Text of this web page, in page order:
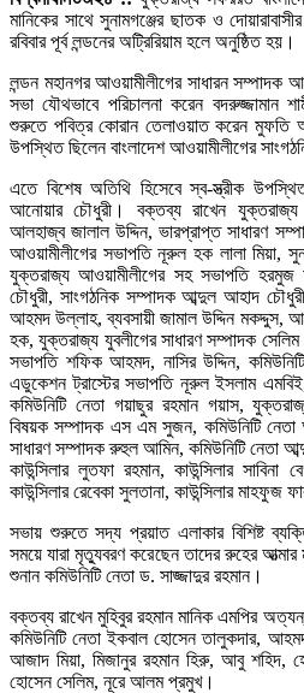
মানিকের সাথে সুনামগঞ্জের ছাতক ও
রবিবার পূর্ব লন্ডনের অট্রিরিয়াম হলে অনুষ্ঠিত হয়।
লন্ডন মহানগর আওয়ামীলীগের সাধারন সম্পাদক
সভা যৌথভাবে পরিচালনা করেন বদরুজ্জামান
শুরুতে পবিত্র কোরান তেলাওয়াত করেন মুফতি
উপস্থিত ছিলেন বাংলাদেশ আওয়ামীলীগের
এতে বিশেষ অতিথি হিসেবে স্ব-স্ত্রীক
আনোয়ার চৌধুরী। বক্তব্য রাখেন যুক্তরাজ্য
আলহাজ্ব জালাল উদ্দিন, ভারপ্রাপ্ত সাধারণ
আওয়ামীলীগের সভাপতি নূরুল হক লালা মিয়া,
যুক্তরাজ্য আওয়ামীলীগের সহ সভাপতি হরমুজ
চৌধুরী, সাংগঠনিক সম্পাদক আব্দুল আহাদ
আহমদ উল্লাহ, ব্যবসায়ী জামাল উদ্দিন মকদ্দুস,
হক, যুক্তরাজ্য যুবলীগের সাধারণ সম্পাদক
সভাপতি শফিক আহমদ, নাসির উদ্দিন,
এডুকেশন ট্রাস্টের সভাপতি নূরুল ইসলাম
কমিউনিটি নেতা গয়াছুর রহমান গয়াস,
বিষয়ক সম্পাদক এস এম সুজন, কমিউনিটি নেতা
সাধারণ সম্পাদক রুহুল আমিন, কমিউনিটি নেতা
কাউন্সিলার লুতফা রহমান, কাউন্সিলার সাবিনা
কাউন্সিলার রেবেকা সুলতানা, কাউন্সিলার মাহফুজ
সভায় শুরুতে সদ্য প্রয়াত এলাকার বিশিষ্ট
সময়ে যারা মৃত্যুবরণ করেছেন তাদের রুহের
শুনান কমিউনিটি নেতা ড. সাজ্জাদুর রহমান।
বক্তব্য রাখেন মুহিবুর রহমান মানিক এমপির
কমিউনিটি নেতা ইকবাল হোসেন তালুকদার,
আজাদ মিয়া, মিজানুর রহমান হিরু, আবু
হোসেন সেলিম, নূরে আলম প্রমুখ।